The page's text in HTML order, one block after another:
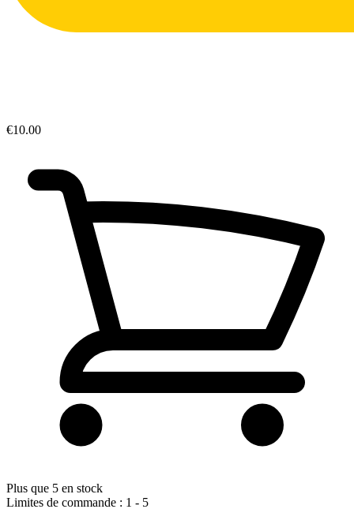
€10.00
Plus que 5 en stock
Limites de commande : 1 - 5